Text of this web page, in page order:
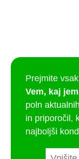
Prejmite
Vem, kaj jem
poln
in priporočil,
najboljši